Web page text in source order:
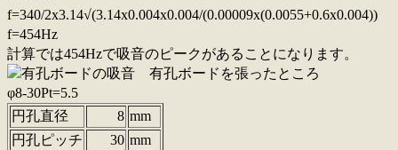
f=340/2x3.14√(3.14x0.004x0.004/(0.00009x(0.0055+0.6x0.004))
f=454Hz
計算では454Hzで吸音のピークがあることになります。
φ8-30Pt=5.5
円孔直径
8 mm
円孔ピッチ
30 mm